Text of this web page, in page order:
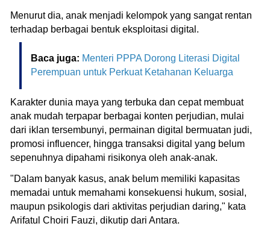
Menurut dia, anak menjadi kelompok yang sangat rentan
terhadap berbagai bentuk eksploitasi digital.
Baca juga: Menteri PPPA Dorong Literasi Digital
Perempuan untuk Perkuat Ketahanan Keluarga
Karakter dunia maya yang terbuka dan cepat membuat
anak mudah terpapar berbagai konten perjudian, mulai
dari iklan tersembunyi, permainan digital bermuatan judi,
promosi influencer, hingga transaksi digital yang belum
sepenuhnya dipahami risikonya oleh anak-anak.
"Dalam banyak kasus, anak belum memiliki kapasitas
memadai untuk memahami konsekuensi hukum, sosial,
maupun psikologis dari aktivitas perjudian daring," kata
Arifatul Choiri Fauzi, dikutip dari Antara.